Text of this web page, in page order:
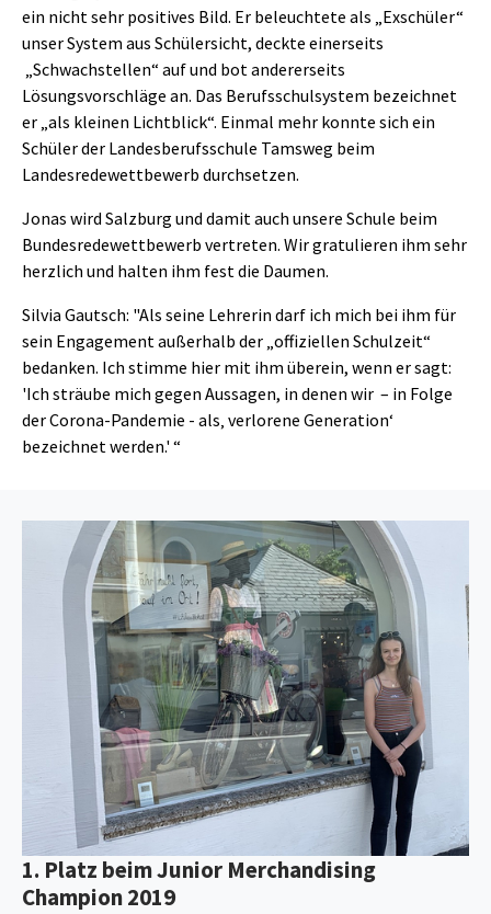
ein nicht sehr positives Bild. Er beleuchtete als „Exschüler“
unser System aus Schülersicht, deckte einerseits
„Schwachstellen“ auf und bot andererseits
Lösungsvorschläge an. Das Berufsschulsystem bezeichnet
er „als kleinen Lichtblick“. Einmal mehr konnte sich ein
Schüler der Landesberufsschule Tamsweg beim
Landesredewettbewerb durchsetzen.
Jonas wird Salzburg und damit auch unsere Schule beim
Bundesredewettbewerb vertreten. Wir gratulieren ihm sehr
herzlich und halten ihm fest die Daumen.
Silvia Gautsch: "Als seine Lehrerin darf ich mich bei ihm für
sein Engagement außerhalb der „offiziellen Schulzeit“
bedanken. Ich stimme hier mit ihm überein, wenn er sagt:
'Ich sträube mich gegen Aussagen, in denen wir – in Folge
der Corona-Pandemie - als‚ verlorene Generation‘
bezeichnet werden.' “
Show larger version
1. Platz beim Junior Merchandising
Champion 2019